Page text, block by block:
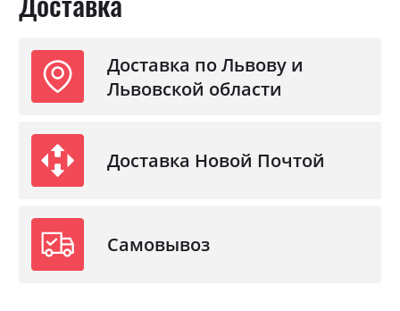
Доставка по Львову и
Львовской области
Доставка Новой Почтой
Самовывоз